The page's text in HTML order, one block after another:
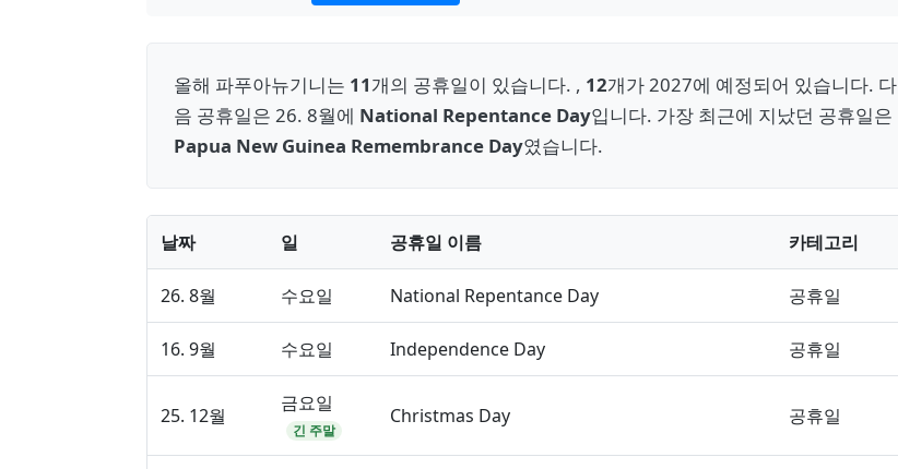
올해 파푸아뉴기니는 11개의 공휴일이 있습니다. , 12개가 2027에 예정되어 있습니다. 다
음 공휴일은 26. 8월에 National Repentance Day입니다. 가장 최근에 지났던 공휴일은
Papua New Guinea Remembrance Day였습니다.
날짜 일 공휴일 이름 카테고리
26. 8월 수요일 National Repentance Day 공휴일
16. 9월 수요일 Independence Day 공휴일
25. 12월
금요일
긴 주말
Christmas Day 공휴일